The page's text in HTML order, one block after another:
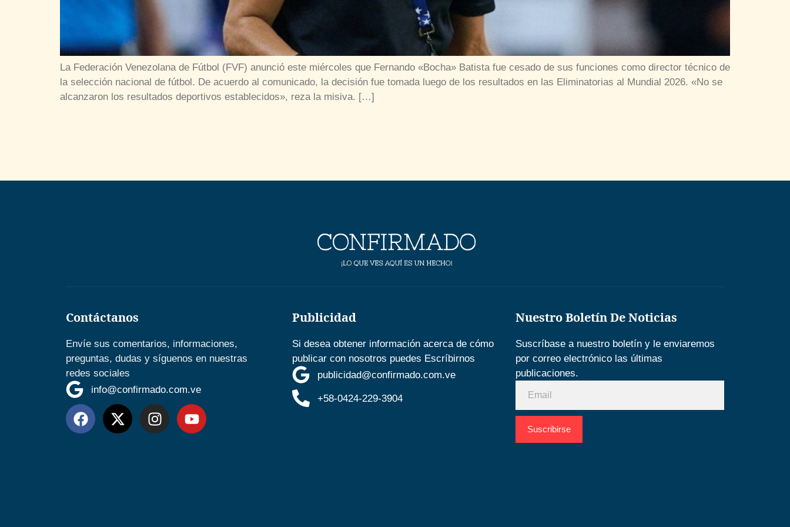
La Federación Venezolana de Fútbol (FVF) anunció este miércoles que Fernando «Bocha» Batista fue cesado de sus funciones como director técnico de
la selección nacional de fútbol. De acuerdo al comunicado, la decisión fue tomada luego de los resultados en las Eliminatorias al Mundial 2026. «No se
alcanzaron los resultados deportivos establecidos», reza la misiva. […]
Contáctanos
Envíe sus comentarios, informaciones,
preguntas, dudas y síguenos en nuestras
redes sociales
info@confirmado.com.ve
Publicidad
Si desea obtener información acerca de cómo
publicar con nosotros puedes Escríbirnos
publicidad@confirmado.com.ve
+58-0424-229-3904
Nuestro Boletín De Noticias
Suscríbase a nuestro boletín y le enviaremos
por correo electrónico las últimas
publicaciones.
Suscribirse